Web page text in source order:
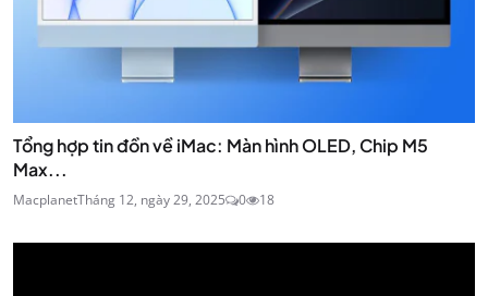
Tổng hợp tin đồn về iMac: Màn hình OLED, Chip M5
Max...
MacplanetTháng 12, ngày 29, 2025 0 18